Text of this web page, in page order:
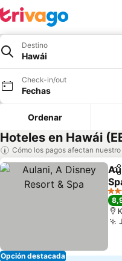
Destino
Hawái
Check-in/out
Fechas
Ordenar
Hoteles en Hawái
Cómo los pagos afectan
Opción destacada
5